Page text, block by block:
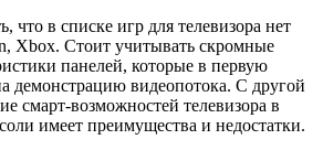
что в списке игр для телевизора нет
Xbox. Стоит учитывать скромные
панелей, которые в первую
демонстрацию видеопотока. С другой
смарт-возможностей телевизора в
имеет преимущества и недостатки.